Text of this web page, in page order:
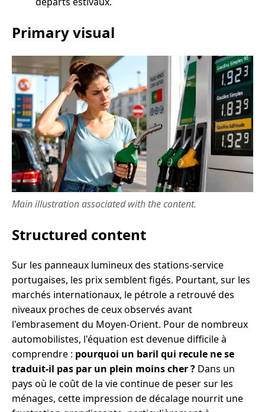
Primary visual
Main illustration associated with the content.
Structured content
Sur les panneaux lumineux des stations-service
portugaises, les prix semblent figés. Pourtant, sur les
marchés internationaux, le pétrole a retrouvé des
niveaux proches de ceux observés avant
l'embrasement du Moyen-Orient. Pour de nombreux
automobilistes, l'équation est devenue difficile à
comprendre : pourquoi un baril qui recule ne se
traduit-il pas par un plein moins cher ? Dans un
pays où le coût de la vie continue de peser sur les
ménages, cette impression de décalage nourrit une